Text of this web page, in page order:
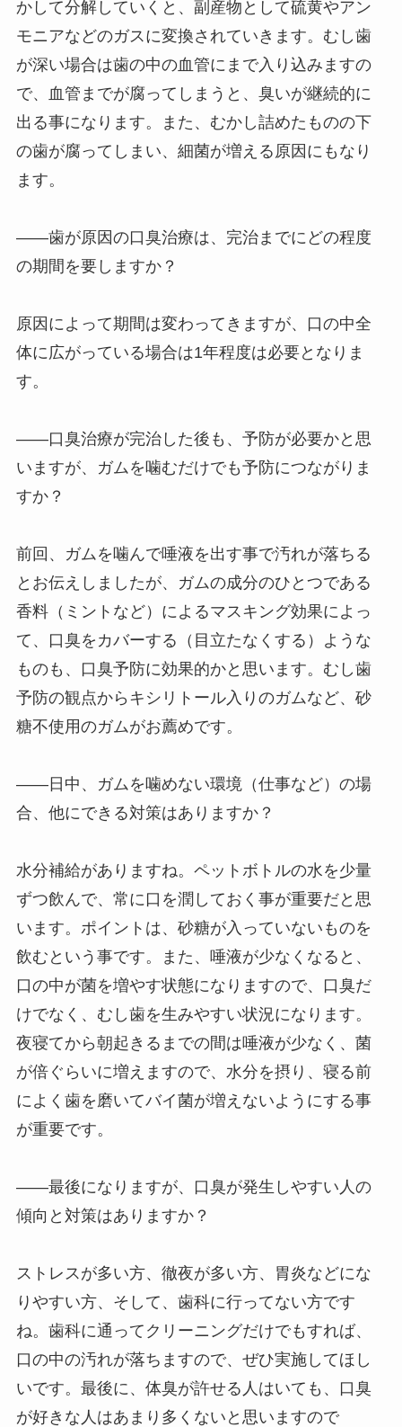
かして分解していくと、副産物として硫黄やアン
モニアなどのガスに変換されていきます。むし歯
が深い場合は歯の中の血管にまで入り込みますの
で、血管までが腐ってしまうと、臭いが継続的に
出る事になります。また、むかし詰めたものの下
の歯が腐ってしまい、細菌が増える原因にもなり
ます。
――歯が原因の口臭治療は、完治までにどの程度
の期間を要しますか？
原因によって期間は変わってきますが、口の中全
体に広がっている場合は1年程度は必要となりま
す。
――口臭治療が完治した後も、予防が必要かと思
いますが、ガムを噛むだけでも予防につながりま
すか？
前回、ガムを噛んで唾液を出す事で汚れが落ちる
とお伝えしましたが、ガムの成分のひとつである
香料（ミントなど）によるマスキング効果によっ
て、口臭をカバーする（目立たなくする）ような
ものも、口臭予防に効果的かと思います。むし歯
予防の観点からキシリトール入りのガムなど、砂
糖不使用のガムがお薦めです。
――日中、ガムを噛めない環境（仕事など）の場
合、他にできる対策はありますか？
水分補給がありますね。ペットボトルの水を少量
ずつ飲んで、常に口を潤しておく事が重要だと思
います。ポイントは、砂糖が入っていないものを
飲むという事です。また、唾液が少なくなると、
口の中が菌を増やす状態になりますので、口臭だ
けでなく、むし歯を生みやすい状況になります。
夜寝てから朝起きるまでの間は唾液が少なく、菌
が倍ぐらいに増えますので、水分を摂り、寝る前
によく歯を磨いてバイ菌が増えないようにする事
が重要です。
――最後になりますが、口臭が発生しやすい人の
傾向と対策はありますか？
ストレスが多い方、徹夜が多い方、胃炎などにな
りやすい方、そして、歯科に行ってない方です
ね。歯科に通ってクリーニングだけでもすれば、
口の中の汚れが落ちますので、ぜひ実施してほし
いです。最後に、体臭が許せる人はいても、口臭
が好きな人はあまり多くないと思いますので